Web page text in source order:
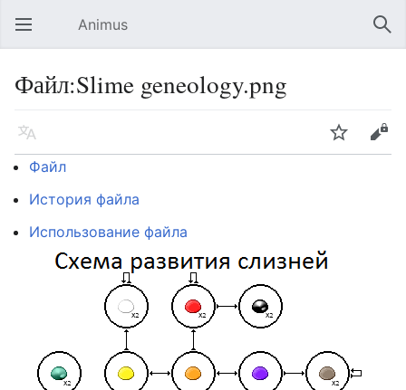
Открыть главное меню Animus
Файл:Slime geneology.png
Язык Следить
Файл
История файла
Использование файла